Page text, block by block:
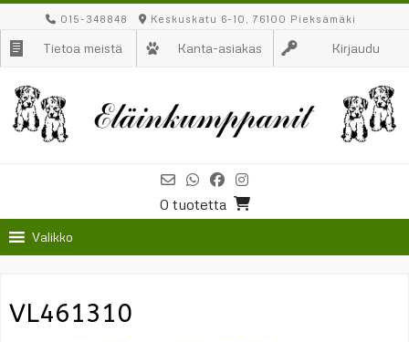
to
content
015-348848 Keskuskatu 6-10, 76100 Pieksämäki
Tietoa meistä Kanta-asiakas Kirjaudu
0 tuotetta
Valikko
VL461310